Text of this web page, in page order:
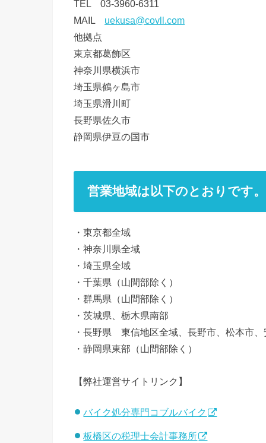
TEL 03-3960-6311
MAIL uekusa@covll.com
他拠点
東京都葛飾区
神奈川県横浜市
埼玉県鶴ヶ島市
埼玉県滑川町
長野県佐久市
静岡県伊豆の国市
営業地域は以下のとおりです。
・東京都全域
・神奈川県全域
・埼玉県全域
・千葉県（山間部除く）
・群馬県（山間部除く）
・茨城県、栃木県南部
・長野県 東信地区全域、長野市、松本市、
・静岡県東部（山間部除く）
【弊社運営サイトリンク】
バイク処分専門コブルバイク
板橋区の税理士会計事務所